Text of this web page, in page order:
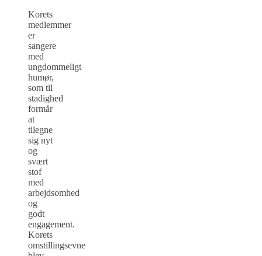
Korets
medlemmer
er
sangere
med
ungdommeligt
humør,
som til
stadighed
formår
at
tilegne
sig nyt
og
svært
stof
med
arbejdsomhed
og
godt
engagement.
Korets
omstillingsevne